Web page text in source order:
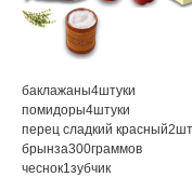
баклажаны4штуки
помидоры4штуки
перец сладкий красный2
брынза300граммов
чеснок1 зубчик